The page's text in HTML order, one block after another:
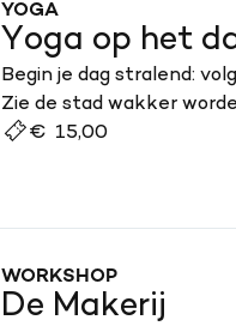
YOGA
Yoga op het
€ 15,00
Begin je dag stralend:
Zie de stad wakker
Amsterdam.
WORKSHOP
De Makerij